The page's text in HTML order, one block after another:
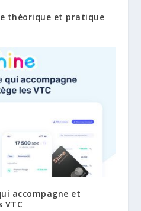
théorique et pratique
accompagne et
VTC